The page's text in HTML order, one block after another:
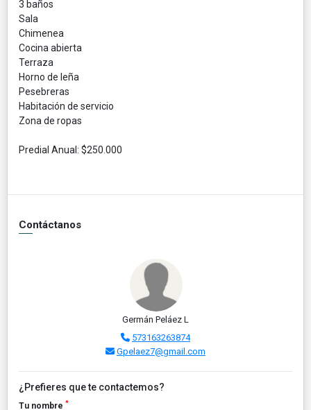
3 baños
Sala
Chimenea
Cocina abierta
Terraza
Horno de leña
Pesebreras
Habitación de servicio
Zona de ropas
Predial Anual: $250.000
Contáctanos
Germán Peláez L
573163263874
Gpelaez7@gmail.com
¿Prefieres que te contactemos?
Tu nombre *